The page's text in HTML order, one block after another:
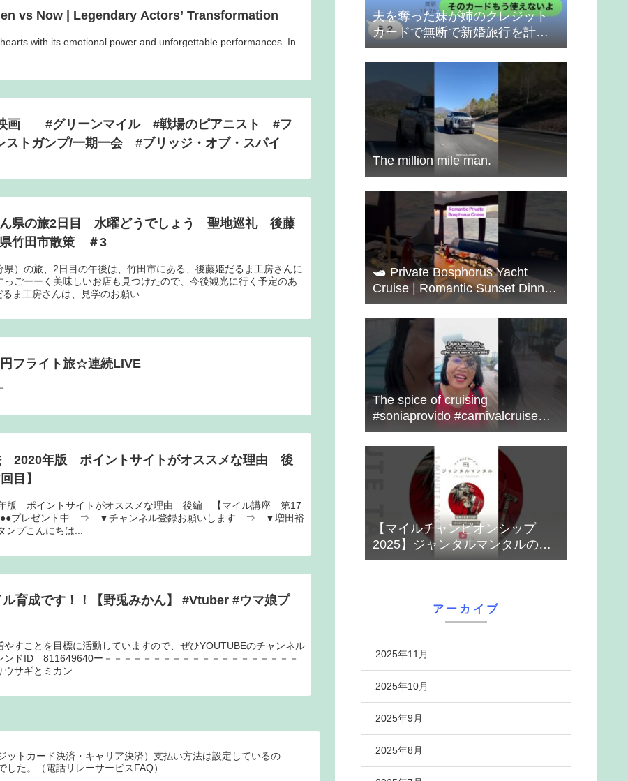
vs Now | Legendary Actors’ Transformation
with its emotional power and unforgettable performances. In
画 #グリーンマイル #戦場のピアニスト #フ
トガンプ/一期一会 #ブリッジ・オブ・スパイ
県の旅2日目 水曜どうでしょう 聖地巡礼 後藤
竹田市散策 ＃3
）の旅、2日目の午後は、竹田市にある、後藤姫だるま工房さんに
ごーーく美味しいお店も見つけたので、今後観光に行く予定のあ
ま工房さんは、見学のお願い...
フライト旅☆連続LIVE
2020年版 ポイントサイトがオススメな理由 後
目】
版 ポイントサイトがオススメな理由 後編 【マイル講座 第17
●●プレゼント中 ⇒ ▼チャンネル登録お願いします ⇒ ▼増田裕
プこんにちは...
すことを目標に活動していますので、ぜひYOUTUBEのチャンネル
ンドID 811649640ー－－－－－－－－－－－－－－－－－－－－
サギとミカン...
ットカード決済・キャリア決済）支払い方法は設定しているの
た。（電話リレーサービスFAQ）
夫を奪った妹が姉のクレジット
カードで無断で新婚旅行を計画
→得意げな妹に「カードは解約
したから」と伝えた時の反応
が…ｗ
The million mile man.
🛥️ Private Bosphorus Yacht
Cruise | Romantic Sunset Dinner
on the Water 🇹🇷✨
The spice of cruising
#soniaprovido #carnivalcruise
#choosefun #adventure #cruise
#fun
【マイルチャンピオンシップ
2025】ジャンタルマンタルのハ
ナシ【1-MINUTE】#競馬
アーカイブ
2025年11月
2025年10月
2025年9月
2025年8月